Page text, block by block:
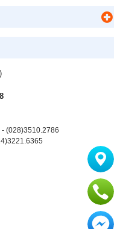
- (028)3510.2786